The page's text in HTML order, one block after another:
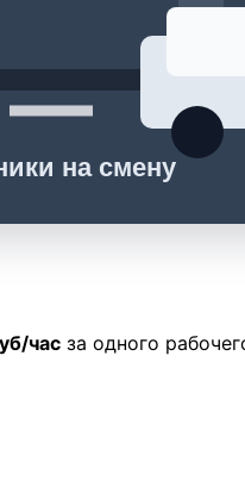
на смену
час за одного